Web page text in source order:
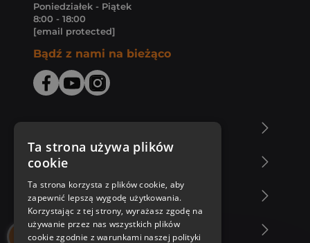
Poniedziałek - Piątek
8:00 - 18:00
[email protected]
Bądź z nami na bieżąco
Zakupy u nas
Nasza oferta
Nasi autorzy
Ta strona używa plików
cookie
Ta strona korzysta z plików cookie, aby
zapewnić lepszą wygodę użytkowania.
Korzystając z tej strony, wyrażasz zgodę na
używanie przez nas wszystkich plików
cookie zgodnie z warunkami naszej polityki